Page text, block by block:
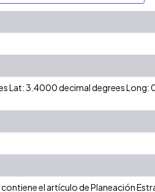
Lat: 3.4000 decimal degrees
el artículo de Planeación